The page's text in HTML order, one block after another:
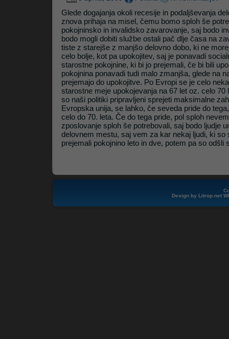
Glede dogajanja okoli recesije in podaljševanja
znova prihaja na misel, čemu bomo sploh še
pokojninsko in invalidsko zavarovanje, saj bodo
bodo mogli dobiti službe ostali pač dlje časa na
tiste z starejše z manjšo delovno dobo, ki ne
celo bolje, kot pa upokojitev, saj je ponavadi
starostne pokojnine, ki bi jo prejemali, če bi bili
pokojnina ponavadi tudi malo zmanjša, glede na
prejemajo do upokojitve. Po Evropi se je celo
starostne meje upokojevanja na 67 let oz. celo
so naši politiki pripravljeni sprejeti maksimalne
Evropska unija, se lahko, če seveda pride do
celo do 70. leta. Če do tega pride, pol sploh
zposlovanje sploh še potrebovali, saj bodo ljudje
delovnem mestu, saj vem za kar nekaj ljudi, ki so
prejemali pokojnino leto in dve, potem pa so odšli
Design by Litrop.net